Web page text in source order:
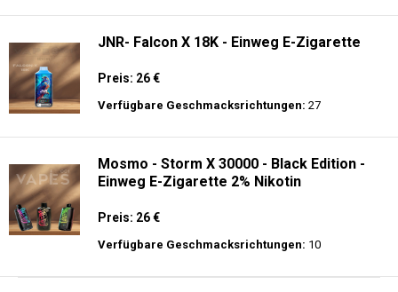
JNR- Falcon X 18K - Einweg E-Zigarette
Preis: 26 €
Verfügbare Geschmacksrichtungen: 27
Mosmo - Storm X 30000 - Black Edition -
Einweg E-Zigarette 2% Nikotin
Preis: 26 €
Verfügbare Geschmacksrichtungen: 10